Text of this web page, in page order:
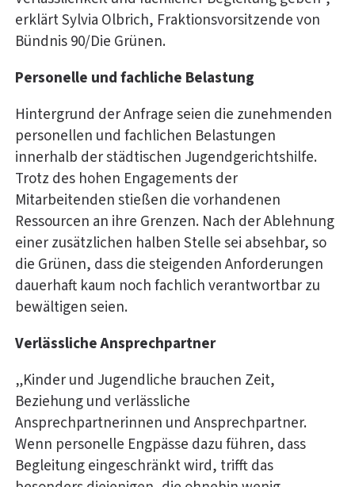
erklärt Sylvia Olbrich, Fraktionsvorsitzende von
Bündnis 90/Die Grünen.
Personelle und fachliche Belastung
Hintergrund der Anfrage seien die zunehmenden
personellen und fachlichen Belastungen
innerhalb der städtischen Jugendgerichtshilfe.
Trotz des hohen Engagements der
Mitarbeitenden stießen die vorhandenen
Ressourcen an ihre Grenzen. Nach der Ablehnung
einer zusätzlichen halben Stelle sei absehbar, so
die Grünen, dass die steigenden Anforderungen
dauerhaft kaum noch fachlich verantwortbar zu
bewältigen seien.
Verlässliche Ansprechpartner
„Kinder und Jugendliche brauchen Zeit,
Beziehung und verlässliche
Ansprechpartnerinnen und Ansprechpartner.
Wenn personelle Engpässe dazu führen, dass
Begleitung eingeschränkt wird, trifft das